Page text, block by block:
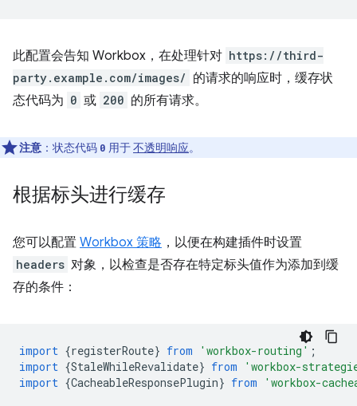
此配置会告知 Workbox，在处理针对 https://third-
party.example.com/images/ 的请求的响应时，缓存状
态代码为 0 或 200 的所有请求。
注意 ：状态代码 0 用于不透明响应。
根据标头进行缓存
您可以配置 Workbox 策略 ，以便在构建插件时设置
headers 对象，以检查是否存在特定标头值作为添加到缓
存的条件：
import {registerRoute} from 'workbox-routing' ;
import {StaleWhileRevalidate} from
'workbox-
import {CacheableResponsePlugin} from 'workbox-